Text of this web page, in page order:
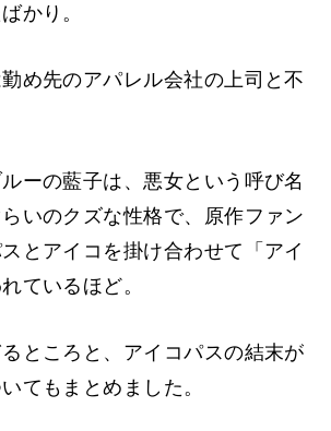
かり。
め先のアパレル会社の上司と不
ーの藍子は、悪女という呼び名
いのクズな性格で、原作ファン
とアイコを掛け合わせて「アイ
ているほど。
ところと、アイコパスの結末が
てもまとめました。